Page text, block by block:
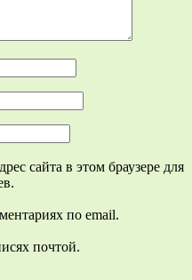
сайта в этом браузере для
по email.
почтой.